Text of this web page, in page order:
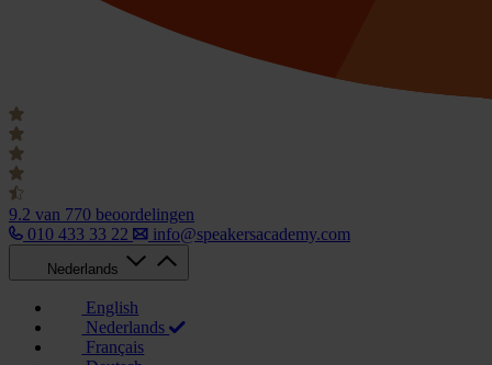
9.2 van 770 beoordelingen
010 433 33 22
info@speakersacademy.com
Nederlands
English
Nederlands
Français